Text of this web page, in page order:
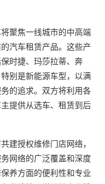
聚焦一线城市的中高端
汽车租赁产品。这些产
时捷、玛莎拉蒂、奔
别是新能源车型，以满
的追求。双方将利用各
提供从选车、租赁到后
授权维修门店网络，
网络的广泛覆盖和深度
养方面的便利性和专业